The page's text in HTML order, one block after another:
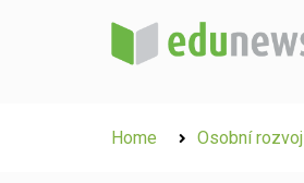
Home Osobní rozvoj